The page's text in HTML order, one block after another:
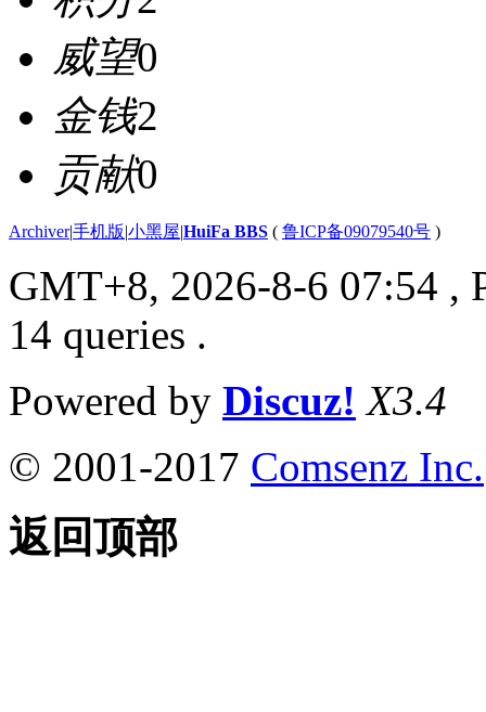
威望0
金钱2
贡献0
Archiver|手机版|小黑屋|HuiFa BBS ( 鲁ICP备09079540号 )
GMT+8, 2026-8-6 07:54 ,
14 queries .
Powered by Discuz! X3.4
© 2001-2017 Comsenz Inc.
返回顶部